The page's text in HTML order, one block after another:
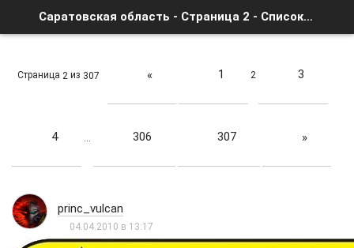
Саратовская область - Страница 2 - Список форумов
Страница 2 из 307 « 1 2 3
4 … 306 307 »
princ_vulcan
04.04.2010 в 13:17